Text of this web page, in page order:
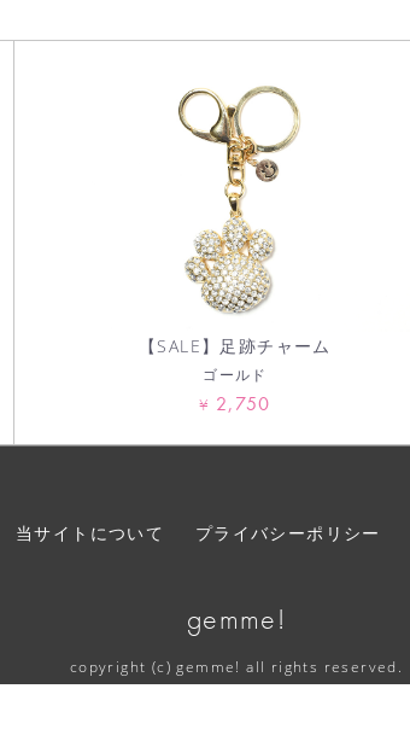
【SALE】足跡チャーム
ゴールド
¥ 2,750
当サイトについて プライバシーポリシー
gemme!
copyright (c) gemme! all rights reserved.